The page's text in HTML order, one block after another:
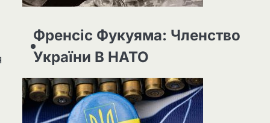
Френсіс Фукуяма: Членство
України В НАТО